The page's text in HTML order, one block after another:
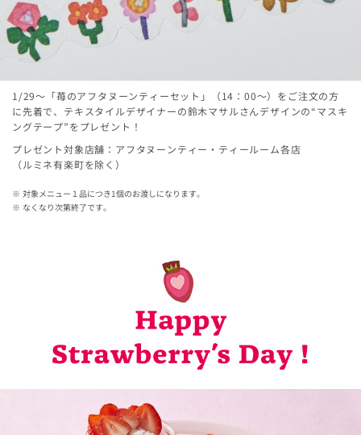
1/29～「苺のアフタヌーンティーセット」（14：00～）をご注文の方
に先着で、テキスタイルデザイナーの鈴木マサルさんデザインの“マスキ
ングテープ”をプレゼント！
プレゼント対象店舗：アフタヌーンティー・ティールーム各店
（ルミネ有楽町を除く）
対象メニュー１品につき1個のお渡しになります。
なくなり次第終了です。